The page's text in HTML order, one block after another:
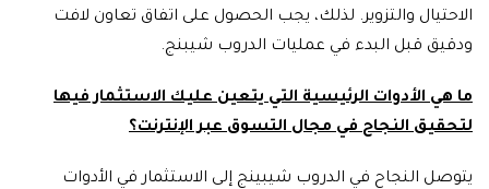
الاحتيال والتزوير. لذلك، يجب الحصول على اتفاق تعاون لافت
ودقيق قبل البدء في عمليات الدروب شيبنج.
ما هي الأدوات الرئيسية التي يتعين عليك الاستثمار فيها
لتحقيق النجاح في مجال التسوق عبر الإنترنت؟
يتوصل النجاح في الدروب شيبينج إلى الاستثمار في الأدوات